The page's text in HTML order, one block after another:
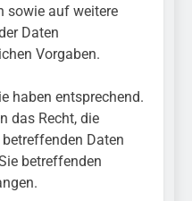
sowie auf weitere
Daten
Vorgaben.
haben entsprechend.
das Recht, die
Daten
betreffenden